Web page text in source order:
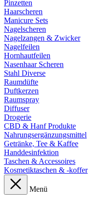
Pinzetten
Haarscheren
Manicure Sets
Nagelscheren
Nagelzangen & Zwicker
Nagelfeilen
Hornhautfeilen
Nasenhaar Scheren
Stahl Diverse
Raumdüfte
Duftkerzen
Raumspray
Diffuser
Drogerie
CBD & Hanf Produkte
Nahrungsergänzungsmittel
Getränke, Tee & Kaffee
Handdesinfektion
Taschen & Accessoires
Kosmetiktaschen & -koffer
Menü